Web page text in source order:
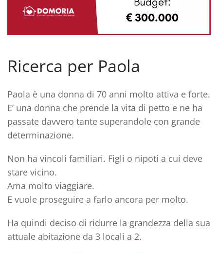
Ricerca per Paola
Paola è una donna di 70 anni molto attiva e forte.
E’ una donna che prende la vita di petto e ne ha
passate davvero tante superandole con grande
determinazione.
Non ha vincoli familiari. Figli o nipoti a cui deve
stare vicino.
Ama molto viaggiare.
E vuole proseguire a farlo ancora per molto.
Ha quindi deciso di ridurre la grandezza della sua
attuale abitazione da 3 locali a 2.